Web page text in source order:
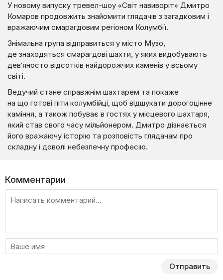
У новому випуску тревел-шоу «Світ навиворіт» Дмитро
Комаров продовжить знайомити глядачів з загадковим і
вражаючим смарагдовим регіоном Колумбії.
Знімальна група відправиться у місто Музо,
де знаходяться смарагдові шахти, у яких видобувають
дев’яносто відсотків найдорожчих каменів у всьому
світі.
Ведучий стане справжнім шахтарем та покаже
на що готові піти колумбійці, щоб відшукати дорогоцінне
каміння, а також побуває в гостях у місцевого шахтаря,
який став свого часу мільйонером. Дмитро дізнається
його вражаючу історію та розповість глядачам про
складну і доволі небезпечну професію.
Комментарии
Отправить